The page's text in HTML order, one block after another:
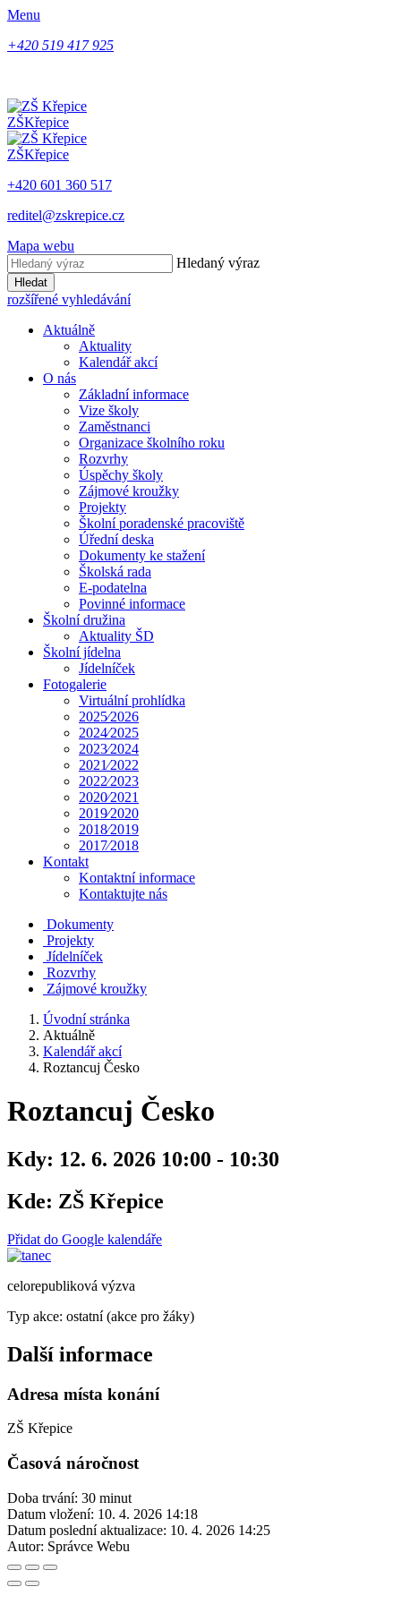
Menu
+420 519 417 925
ZŠKřepice
ZŠKřepice
+420 601 360 517
reditel@zskrepice.cz
Mapa webu
Hledaný výraz
Hledat
rozšířené vyhledávání
Aktuálně
Aktuality
Kalendář akcí
O nás
Základní informace
Vize školy
Zaměstnanci
Organizace školního roku
Rozvrhy
Úspěchy školy
Zájmové kroužky
Projekty
Školní poradenské pracoviště
Úřední deska
Dokumenty ke stažení
Školská rada
E-podatelna
Povinné informace
Školní družina
Aktuality ŠD
Školní jídelna
Jídelníček
Fotogalerie
Virtuální prohlídka
2025⁄2026
2024⁄2025
2023⁄2024
2021⁄2022
2022⁄2023
2020⁄2021
2019⁄2020
2018⁄2019
2017⁄2018
Kontakt
Kontaktní informace
Kontaktujte nás
Dokumenty
Projekty
Jídelníček
Rozvrhy
Zájmové kroužky
Úvodní stránka
Aktuálně
Kalendář akcí
Roztancuj Česko
Roztancuj Česko
Kdy: 12. 6. 2026 10:00 - 10:30
Kde: ZŠ Křepice
Přidat do Google kalendáře
celorepubliková výzva
Typ akce: ostatní (akce pro žáky)
Další informace
Adresa místa konání
ZŠ Křepice
Časová náročnost
Doba trvání: 30 minut
Datum vložení: 10. 4. 2026 14:18
Datum poslední aktualizace: 10. 4. 2026 14:25
Autor: Správce Webu